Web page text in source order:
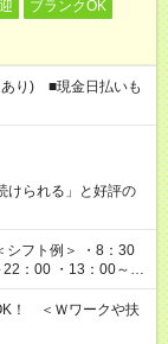
ブランクOK
り) ■現金日払いも
けられる」と好評の
：00 ・13：00～
！ ＜Ｗワークや扶